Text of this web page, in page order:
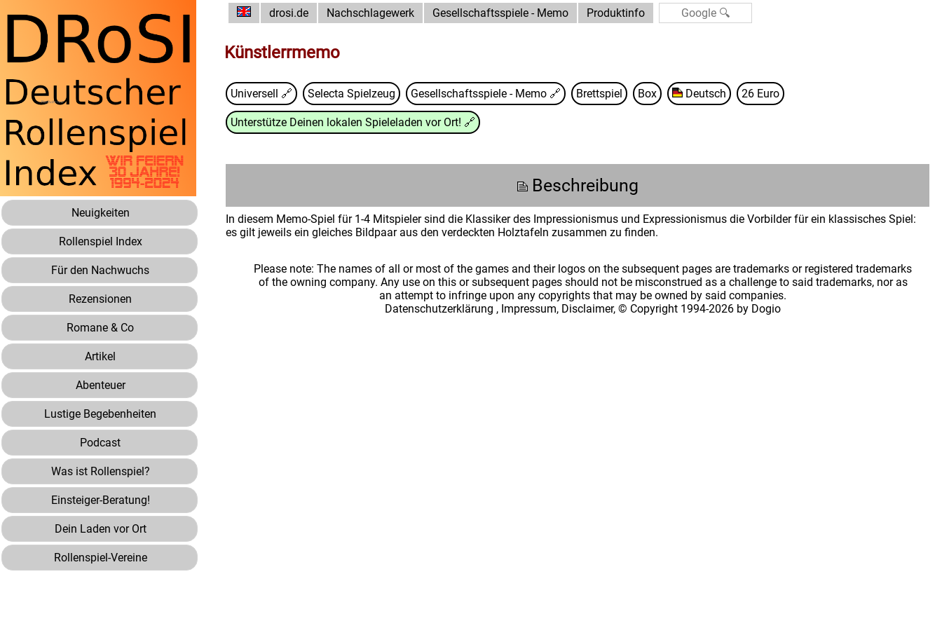
Neuigkeiten
Rollenspiel Index
Für den Nachwuchs
Rezensionen
Romane & Co
Artikel
Abenteuer
Lustige Begebenheiten
Podcast
Was ist Rollenspiel?
Einsteiger-Beratung!
Dein Laden vor Ort
Rollenspiel-Vereine
drosi.de Nachschlagewerk Gesellschaftsspiele - Memo Produktinfo
Künstlerrmemo
Universell 🔗 Selecta Spielzeug Gesellschaftsspiele - Memo 🔗 Brettspiel Box Deutsch 26 Euro
Unterstütze Deinen lokalen Spieleladen vor Ort! 🔗
Beschreibung
In diesem Memo-Spiel für 1-4 Mitspieler sind die Klassiker des Impressionismus und Expressionismus die Vorbilder für ein klassisches Spiel:
es gilt jeweils ein gleiches Bildpaar aus den verdeckten Holztafeln zusammen zu finden.
Please note: The names of all or most of the games and their logos on the subsequent pages are trademarks or registered trademarks
of the owning company. Any use on this or subsequent pages should not be misconstrued as a challenge to said trademarks, nor as
an attempt to infringe upon any copyrights that may be owned by said companies.
Datenschutzerklärung , Impressum, Disclaimer, © Copyright 1994-2026 by Dogio